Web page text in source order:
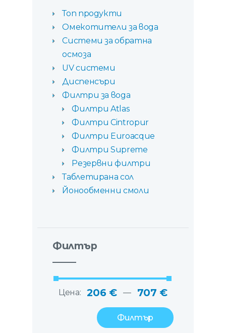
Топ продукти
Омекотители за вода
Системи за обратна
осмоза
UV системи
Диспенсъри
Филтри за вода
Филтри Atlas
Филтри Cintropur
Филтри Euroacque
Филтри Supreme
Резервни филтри
Таблетирана сол
Йонообменни смоли
Филтър
Филтър
Цена: 206 € — 707 €